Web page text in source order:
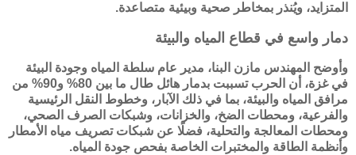
المتزايد، ويُنذر بمخاطر صحية وبيئية متصاعدة.
دمار واسع في قطاع المياه والبيئة
وأوضح المهندس مازن البنا، مدير عام سلطة المياه وجودة البيئة
في غزة، أن الحرب تسببت بدمار هائل طال ما بين 80% و90% من
مرافق المياه والبيئة، بما في ذلك الآبار، وخطوط النقل الرئيسية
والفرعية، ومحطات الضخ، والخزانات، وشبكات الصرف الصحي،
ومحطات المعالجة والتحلية، فضلًا عن شبكات تصريف مياه الأمطار
وأنظمة الطاقة والمختبرات الخاصة بفحص جودة المياه.